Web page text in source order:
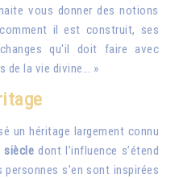
vous donner des notions
il est construit, ses
qu'il doit faire avec
de la vie divine… »
un héritage largement connu
siècle dont l’influence s’étend
personnes s’en sont inspirées